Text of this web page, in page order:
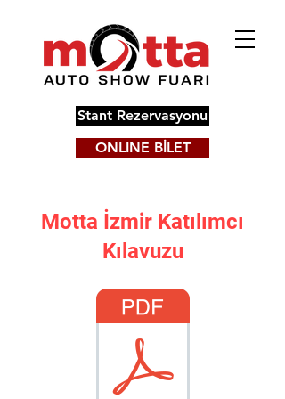
Stant Rezervasyonu
ONLINE BİLET
Motta İzmir Katılımcı
Kılavuzu